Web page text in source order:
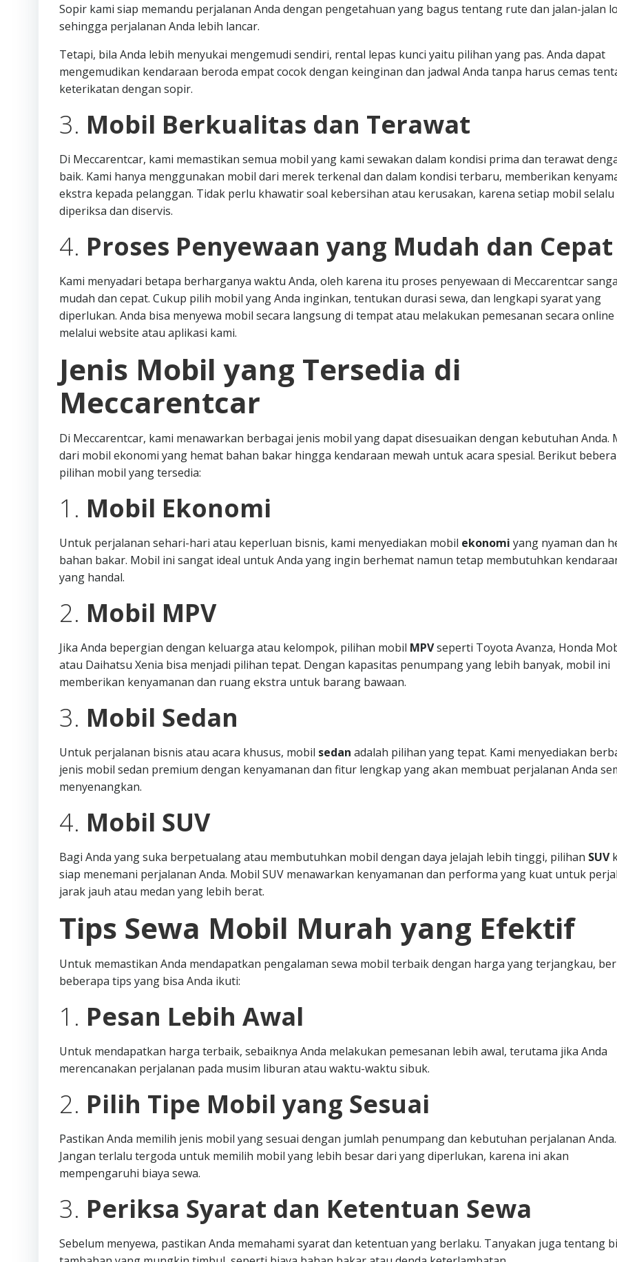
Sopir kami siap memandu perjalanan Anda dengan pengetahuan yang bagus tentang rute dan jalan-jalan
sehingga perjalanan Anda lebih lancar.
Tetapi, bila Anda lebih menyukai mengemudi sendiri, rental lepas kunci yaitu pilihan yang pas. Anda dapat
mengemudikan kendaraan beroda empat cocok dengan keinginan dan jadwal Anda tanpa harus cemas
keterikatan dengan sopir.
3. Mobil Berkualitas dan Terawat
Di Meccarentcar, kami memastikan semua mobil yang kami sewakan dalam kondisi prima dan terawat
baik. Kami hanya menggunakan mobil dari merek terkenal dan dalam kondisi terbaru, memberikan
ekstra kepada pelanggan. Tidak perlu khawatir soal kebersihan atau kerusakan, karena setiap mobil
diperiksa dan diservis.
4. Proses Penyewaan yang Mudah dan Cepat
Kami menyadari betapa berharganya waktu Anda, oleh karena itu proses penyewaan di Meccarentcar
mudah dan cepat. Cukup pilih mobil yang Anda inginkan, tentukan durasi sewa, dan lengkapi syarat yang
diperlukan. Anda bisa menyewa mobil secara langsung di tempat atau melakukan pemesanan secara online
melalui website atau aplikasi kami.
Jenis Mobil yang Tersedia di
Meccarentcar
Di Meccarentcar, kami menawarkan berbagai jenis mobil yang dapat disesuaikan dengan kebutuhan Anda.
dari mobil ekonomi yang hemat bahan bakar hingga kendaraan mewah untuk acara spesial. Berikut
pilihan mobil yang tersedia:
1. Mobil Ekonomi
Untuk perjalanan sehari-hari atau keperluan bisnis, kami menyediakan mobil ekonomi yang nyaman dan
bahan bakar. Mobil ini sangat ideal untuk Anda yang ingin berhemat namun tetap membutuhkan
yang handal.
2. Mobil MPV
Jika Anda bepergian dengan keluarga atau kelompok, pilihan mobil MPVseperti Toyota Avanza, Honda
atau Daihatsu Xenia bisa menjadi pilihan tepat. Dengan kapasitas penumpang yang lebih banyak, mobil ini
memberikan kenyamanan dan ruang ekstra untuk barang bawaan.
3. Mobil Sedan
Untuk perjalanan bisnis atau acara khusus, mobil sedan adalah pilihan yang tepat. Kami menyediakan
jenis mobil sedan premium dengan kenyamanan dan fitur lengkap yang akan membuat perjalanan Anda
menyenangkan.
4. Mobil SUV
Bagi Anda yang suka berpetualang atau membutuhkan mobil dengan daya jelajah lebih tinggi, pilihan SUV
siap menemani perjalanan Anda. Mobil SUV menawarkan kenyamanan dan performa yang kuat untuk
jarak jauh atau medan yang lebih berat.
Tips Sewa Mobil Murah yang Efektif
Untuk memastikan Anda mendapatkan pengalaman sewa mobil terbaik dengan harga yang terjangkau,
beberapa tips yang bisa Anda ikuti:
1. Pesan Lebih Awal
Untuk mendapatkan harga terbaik, sebaiknya Anda melakukan pemesanan lebih awal, terutama jika Anda
merencanakan perjalanan pada musim liburan atau waktu-waktu sibuk.
2. Pilih Tipe Mobil yang Sesuai
Pastikan Anda memilih jenis mobil yang sesuai dengan jumlah penumpang dan kebutuhan perjalanan Anda.
Jangan terlalu tergoda untuk memilih mobil yang lebih besar dari yang diperlukan, karena ini akan
mempengaruhi biaya sewa.
3. Periksa Syarat dan Ketentuan Sewa
Sebelum menyewa, pastikan Anda memahami syarat dan ketentuan yang berlaku. Tanyakan juga tentang